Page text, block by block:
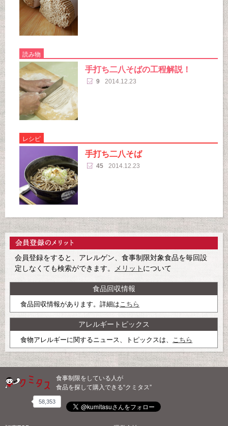
読み物
手打ち二八そばの工程解説！
9 2014.12.23
レシピ
手打ち二八そば
45 2014.12.23
会員登録をすると、アレルゲン、食事制限対象食品を毎回設
定しなくても検索ができます。
メリット について
食品回収情報
食品回収情報があります。詳細はこちら
アレルギートピックス
食物アレルギーに関するニュース、トピックスは、 こちら
食事制限をしている人が
食品を探して購入できる“クミタス”
58,353